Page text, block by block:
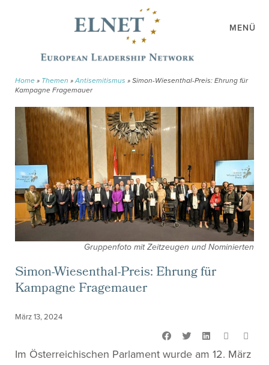
MENÜ
Home » Themen »Antisemitismus » Simon-Wiesenthal-Preis: Ehrung für
Kampagne Fragemauer
Gruppenfoto mit Zeitzeugen und Nominierten
Simon-Wiesenthal-Preis: Ehrung für
Kampagne Fragemauer
März 13, 2024
Im Österreichischen Parlament wurde am 12. März